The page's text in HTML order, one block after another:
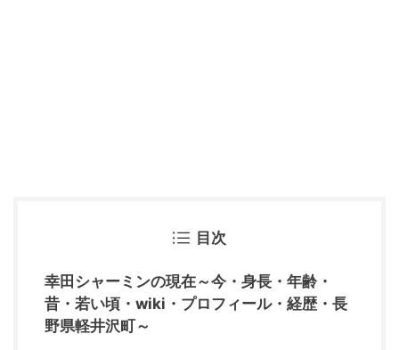
目次
幸田シャーミンの現在～今・身長・年齢・
昔・若い頃・wiki・プロフィール・経歴・長
野県軽井沢町～